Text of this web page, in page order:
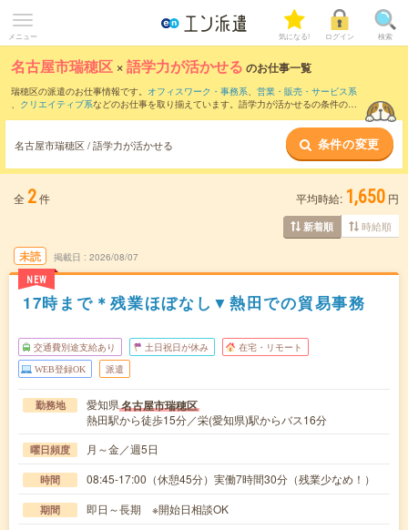
メニュー 気になる! ログイン 検索
名古屋市瑞穂区 ×語学力が活かせる のお仕事一覧
瑞穂区の派遣のお仕事情報です。 オフィスワーク・事務系、 営業・販売・サービス系
、 クリエイティブ系などのお仕事を取り揃えています。語学力が活かせるの条件の他
名古屋市瑞穂区 / 語学力が活かせる 条件の変更
全 2件 平均時給: 1,650 円
新着順 時給順
未読
NEW
掲載日 2026/08/07
17時まで＊残業ほぼなし▼熱田での貿易事務
交通費別途支給あり 土日祝日が休み 在宅・リモート
WEB登録OK 派遣
勤務地 愛知県名古屋市瑞穂区
熱田駅から徒歩15分／栄(愛知県)駅からバス16分
曜日頻度 月～金／週5日
時間 08:45-17:00（休憩45分）実働7時間30分（残業少なめ！）
期間 即日～長期 ※開始日相談OK